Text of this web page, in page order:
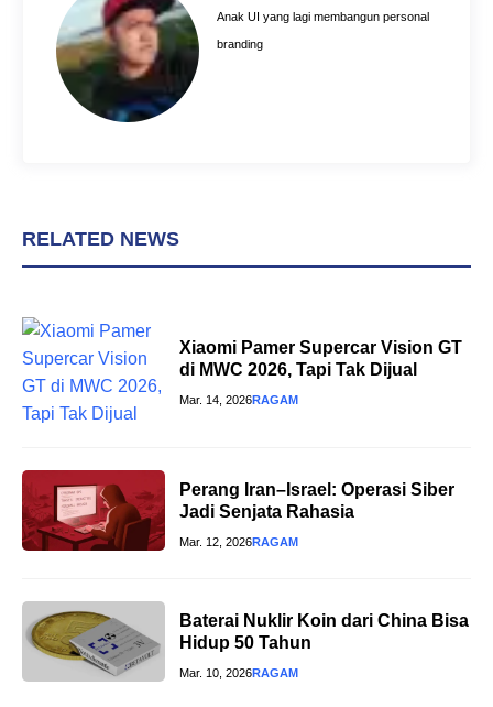
k
e
s
t
p
Anak UI yang lagi membangun personal
branding
RELATED NEWS
Xiaomi Pamer Supercar Vision GT
di MWC 2026, Tapi Tak Dijual
Mar. 14, 2026RAGAM
Perang Iran–Israel: Operasi Siber
Jadi Senjata Rahasia
Mar. 12, 2026RAGAM
Baterai Nuklir Koin dari China Bisa
Hidup 50 Tahun
Mar. 10, 2026RAGAM